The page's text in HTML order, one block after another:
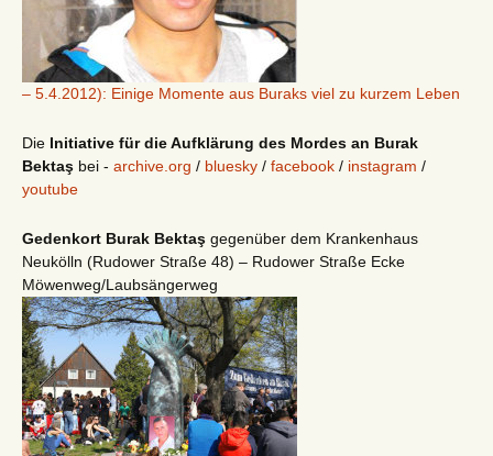
– 5.4.2012): Einige Momente aus Buraks viel zu kurzem Leben
Die Initiative für die Aufklärung des Mordes an Burak
Bektaş bei - archive.org / bluesky / facebook / instagram /
youtube
Gedenkort Burak Bektaş gegenüber dem Krankenhaus
Neukölln (Rudower Straße 48) – Rudower Straße Ecke
Möwenweg/Laubsängerweg